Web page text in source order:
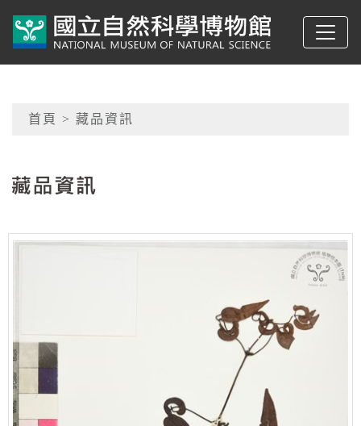
典藏網-國立自然科學
網頁導覽
首頁 > 藏品資訊